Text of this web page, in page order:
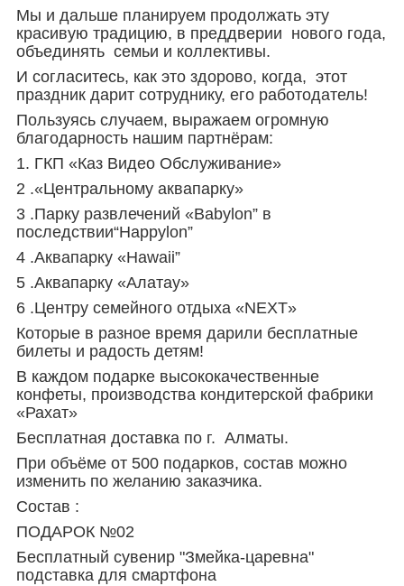
Мы и дальше планируем продолжать эту
красивую традицию, в преддверии нового года,
объединять семьи и коллективы.
И согласитесь, как это здорово, когда, этот
праздник дарит сотруднику, его работодатель!
Пользуясь случаем, выражаем огромную
благодарность нашим партнёрам:
1. ГКП «Каз Видео Обслуживание»
2 .«Центральному аквапарку»
3 .Парку развлечений «Babylon” в
последствии“Happylon”
4 .Аквапарку «Hawaii”
5 .Аквапарку «Алатау»
6 .Центру семейного отдыха «NEXT»
Которые в разное время дарили бесплатные
билеты и радость детям!
В каждом подарке высококачественные
конфеты, производства кондитерской фабрики
«Рахат»
Бесплатная доставка по г. Алматы.
При объёме от 500 подарков, состав можно
изменить по желанию заказчика.
Состав :
ПОДАРОК №02
Бесплатный сувенир "Змейка-царевна"
подставка для смартфона